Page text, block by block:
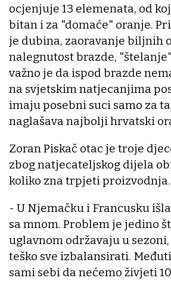
ocjenjuje 13 elemenata, od
bitan i za "domaće" oranje.
je dubina, zaoravanje biljnih
nalegnutost brazde,
važno je da ispod brazde
na svjetskim natjecanjima
imaju posebni suci samo za
naglašava najbolji hrvatski
Zoran Piskač otac je troje
zbog natjecateljskog dijela
koliko zna trpjeti proizvodnja.
- U Njemačku i Francusku
sa mnom. Problem je jedino
uglavnom održavaju u
teško sve izbalansirati.
sami sebi da nećemo živjeti